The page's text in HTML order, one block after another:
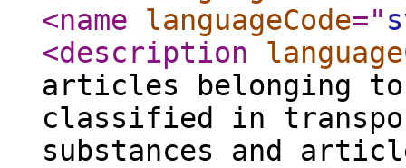
<name
languageCode="
<description
articles belonging
classified in
substances and